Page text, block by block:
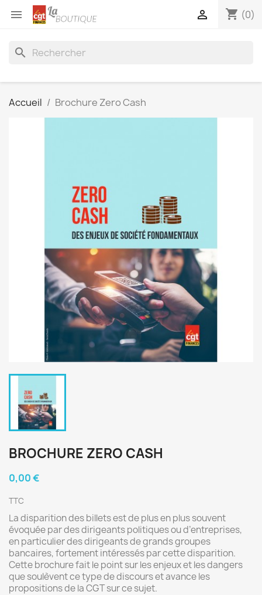
 shopping_cart (0)

search
Accueil Brochure Zero Cash
BROCHURE ZERO CASH
0,00 €
TTC
La disparition des billets est de plus en plus souvent
évoquée par des dirigeants politiques ou d’entreprises,
en particulier des dirigeants de grands groupes
bancaires, fortement intéressés par cette disparition.
Cette brochure fait le point sur les enjeux et les dangers
que soulèvent ce type de discours et avance les
propositions de la CGT sur ce sujet.